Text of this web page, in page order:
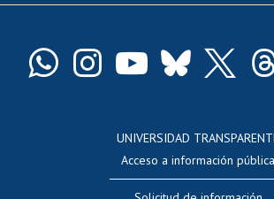
Docentes
UNIVERSIDAD
Acceso a información pública